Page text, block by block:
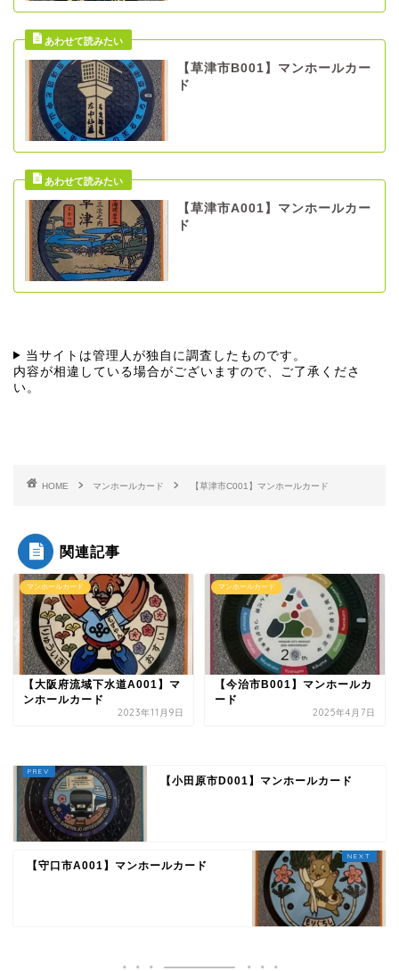
【草津市B001】マンホールカー
ド
【草津市A001】マンホールカー
ド
当サイトは管理人が独自に調査したものです。
内容が相違している場合がございますので、ご了承くださ
い。
HOME マンホールカード 【草津市C001】マンホールカード
関連記事
マンホールカード
【大阪府流域下水道A001】マ
ンホールカード
2023年11月9日
マンホールカード
【今治市B001】マンホールカ
ード
2025年4月7日
【小田原市D001】マンホールカード
【守口市A001】マンホールカード